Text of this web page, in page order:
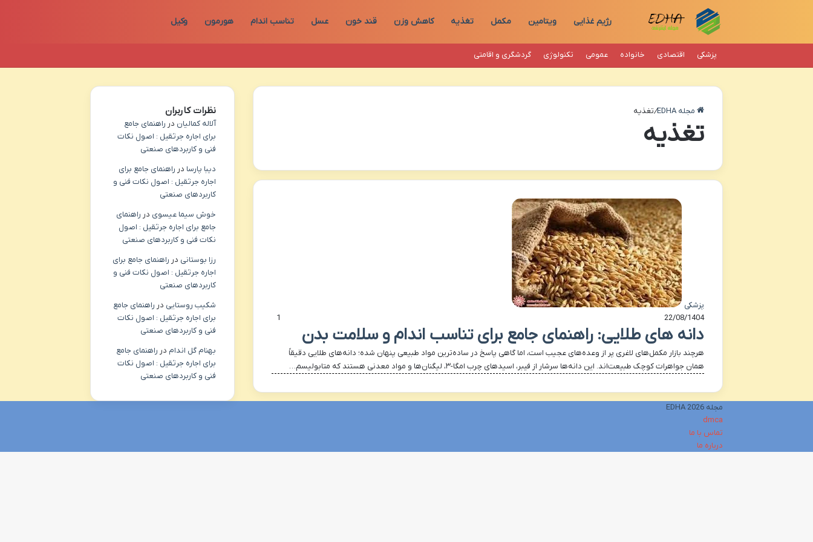
رژیم غذایی ویتامین مکمل تغذیه کاهش وزن قند خون عسل تناسب اندام هورمون وکیل
پزشکی اقتصادی خانواده عمومی تکنولوژی گردشگری و اقامتی
مجله EDHA /تغذیه
تغذیه
پزشکی
22/08/1404
1
دانه های طلایی: راهنمای جامع برای تناسب اندام و سلامت بدن
هرچند بازار مکمل‌های لاغری پر از وعده‌های عجیب است، اما گاهی پاسخ در ساده‌ترین مواد طبیعی پنهان شده؛ دانه‌های طلایی دقیقاً
همان جواهرات کوچک طبیعت‌اند. این دانه‌ها سرشار از فیبر، اسیدهای چرب امگا-۳، لیگنان‌ها و مواد معدنی هستند که متابولیسم…
نظرات کاربران
آلاله کمالیان در راهنمای جامع
برای اجاره جرثقیل : اصول نکات
فنی و کاربردهای صنعتی
دیبا پارسا در راهنمای جامع برای
اجاره جرثقیل : اصول نکات فنی و
کاربردهای صنعتی
خوش سیما عیسوی در راهنمای
جامع برای اجاره جرثقیل : اصول
نکات فنی و کاربردهای صنعتی
رزا بوستانی در راهنمای جامع برای
اجاره جرثقیل : اصول نکات فنی و
کاربردهای صنعتی
شکیب روستایی در راهنمای جامع
برای اجاره جرثقیل : اصول نکات
فنی و کاربردهای صنعتی
بهنام گل اندام در راهنمای جامع
برای اجاره جرثقیل : اصول نکات
فنی و کاربردهای صنعتی
مجله EDHA 2026
dmca
تماس با ما
درباره ما